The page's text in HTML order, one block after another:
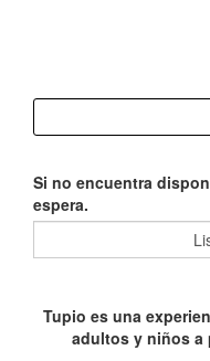
Si no encuentra
espera.